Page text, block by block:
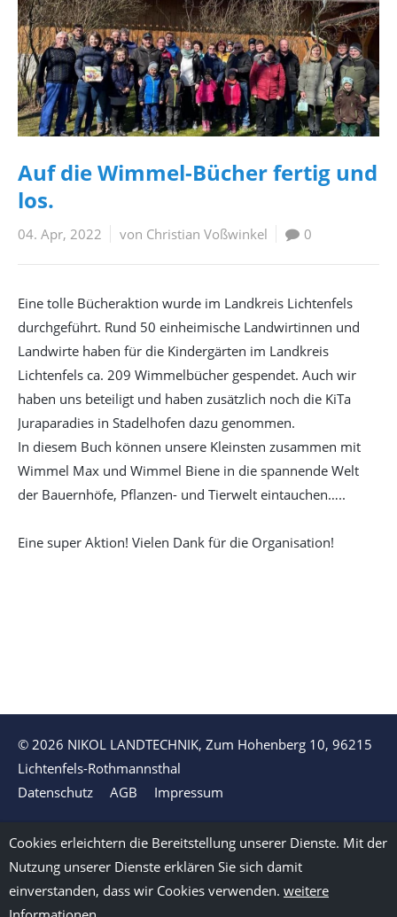
Auf die Wimmel-Bücher fertig und
los.
04. Apr, 2022 von Christian Voßwinkel 0
Eine tolle Bücheraktion wurde im Landkreis Lichtenfels
durchgeführt. Rund 50 einheimische Landwirtinnen und
Landwirte haben für die Kindergärten im Landkreis
Lichtenfels ca. 209 Wimmelbücher gespendet. Auch wir
haben uns beteiligt und haben zusätzlich noch die KiTa
Juraparadies in Stadelhofen dazu genommen.
In diesem Buch können unsere Kleinsten zusammen mit
Wimmel Max und Wimmel Biene in die spannende Welt
der Bauernhöfe, Pflanzen- und Tierwelt eintauchen…..
Eine super Aktion! Vielen Dank für die Organisation!
© 2026 NIKOL LANDTECHNIK, Zum Hohenberg 10, 96215
Lichtenfels-Rothmannsthal
Datenschutz
AGB Impressum
Cookies erleichtern die Bereitstellung unserer Dienste. Mit der
Nutzung unserer Dienste erklären Sie sich damit
einverstanden, dass wir Cookies verwenden. weitere